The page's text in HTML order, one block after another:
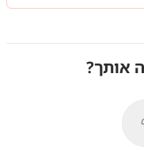
אותך?